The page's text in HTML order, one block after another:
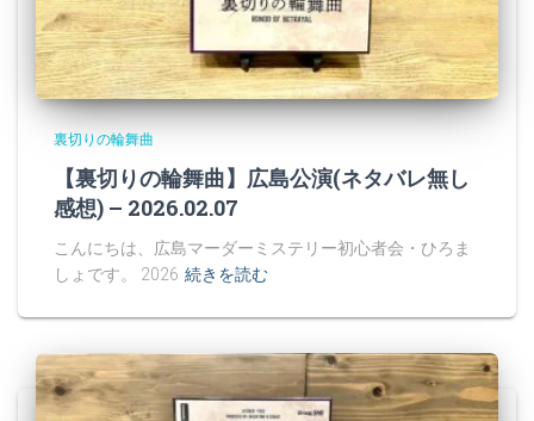
裏切りの輪舞曲
【裏切りの輪舞曲】広島公演(ネタバレ無し
感想) – 2026.02.07
こんにちは、広島マーダーミステリー初心者会・ひろま
しょです。 2026 続きを読む